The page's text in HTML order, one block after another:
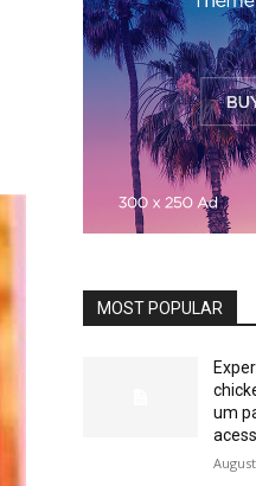
MOST POPULAR
um